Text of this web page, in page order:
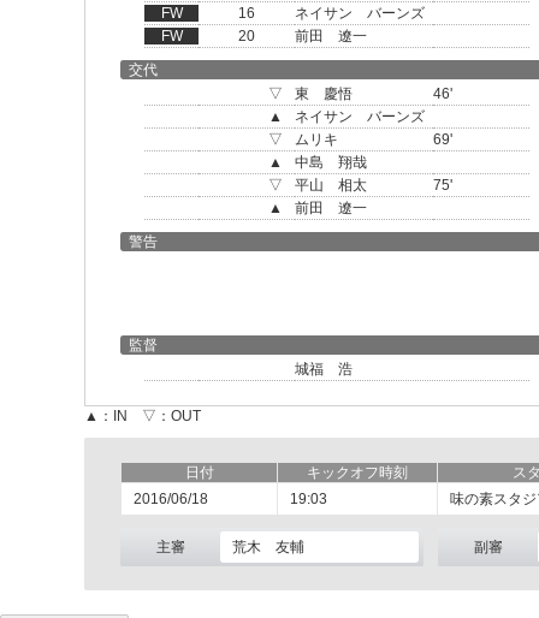
FW
16
ネイサン バーンズ
FW
20
前田 遼一
交代
▽
東 慶悟
46'
▲
ネイサン バーンズ
▽
ムリキ
69'
▲
中島 翔哉
▽
平山 相太
75'
▲
前田 遼一
警告
監督
城福 浩
▲：IN ▽：OUT
日付 キックオフ時刻
ス
2016/06/18
19:03 味の素スタ
主審 荒木 友輔 副審